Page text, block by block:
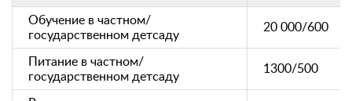
Обучение в частном/
государственном детсаду
20 000/600
Питание в частном/
государственном детсаду
1300/500